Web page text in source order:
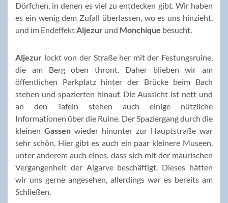
Dörfchen, in denen es viel zu entdecken gibt. Wir haben
es ein wenig dem Zufall überlassen, wo es uns hinzieht,
und im EndeffektAljezur und Monchique besucht.
Aljezur lockt von der Straße her mit der Festungsruine,
die am Berg oben thront. Daher blieben wir am
öffentlichen Parkplatz hinter der Brücke beim Bach
stehen und spazierten hinauf. Die Aussicht ist nett und
an den Tafeln stehen auch einige nützliche
Informationen über die Ruine. Der Spaziergang durch die
kleinen Gassen wieder hinunter zur Hauptstraße war
sehr schön. Hier gibt es auch ein paar kleinere Museen,
unter anderem auch eines, dass sich mit der maurischen
Vergangenheit der Algarve beschäftigt. Dieses hätten
wir uns gerne angesehen, allerdings war es bereits am
Schließen.